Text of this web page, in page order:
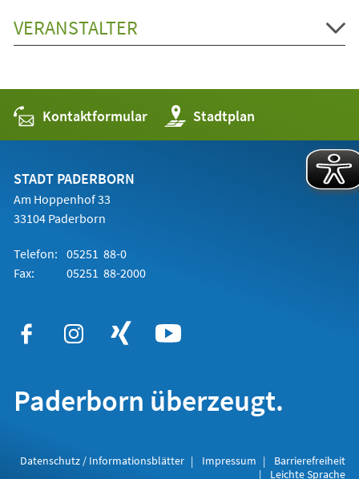
VERANSTALTER
Kontaktformular Stadtplan
(Öffnet
in
einem
STADT PADERBORN
Am Hoppenhof 33
33104 Paderborn
Telefon: 05251 88-0
Fax:
05251 88-2000
Paderborn überzeugt.
Datenschutz / Informationsblätter Impressum
Barrierefreiheit
Leichte Sprache